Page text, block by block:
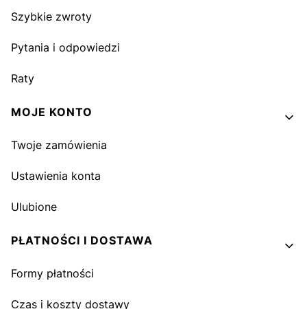
Szybkie zwroty
Pytania i odpowiedzi
Raty
MOJE KONTO
Twoje zamówienia
Ustawienia konta
Ulubione
PŁATNOŚCI I DOSTAWA
Formy płatności
Czas i koszty dostawy